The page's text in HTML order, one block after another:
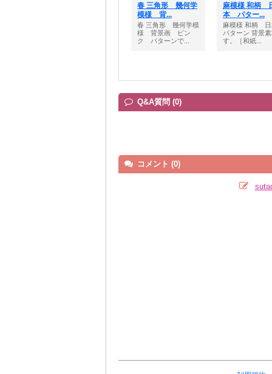
春 三角形 幾何学
模様 背...
春 三角形 幾何学模
様 背景画 ピン
ク パターンで...
麻模様 和柄
本 パター...
麻模様 和柄
パターン 背景
す。［和紙...
Q&A質問 (0)
コメント (0)